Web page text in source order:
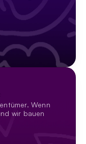
Wenn
wir bauen